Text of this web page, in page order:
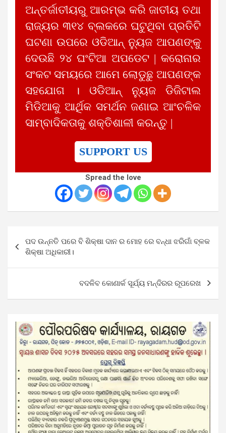
ଅନ୍ତର୍ଜାତୀୟରୁ ଆରମ୍ଭ କରି ଜାତୀୟ ତଥା
ରାଜ୍ୟର ୩୧୪ ବ୍ଲକରେ ଘଟୁଥିବା ପ୍ରତିଟି
ଘଟଣା ଉପରେ ଓଡିଆନ୍ ନ୍ୟୁଜ ଆପଣଙ୍କୁ
ଦେଉଛି ୨୪ ଘଂଟିଆ ଅପଡେଟ | କରୋନାର
ସଂକଟ ସମୟରେ ଆମେ ଲୋଡୁଛୁ ଆପଣଙ୍କ
ସହଯୋଗ । ଓଡିଆନ୍ ନ୍ୟୁଜ ଡିଜିଟାଲ
ମିଡିଆକୁ ଆର୍ଥିକ ସମର୍ଥନ ଜଣାଇ ଆଂଚଳିକ
ସାମ୍ବାଦିକତାକୁ ଶକ୍ତିଶାଳୀ କରନ୍ତୁ |
SUPPORT US
Spread the love
navigation
ପଦ ଉନ୍ନତି ପରେ ବି ଶିକ୍ଷା ଦାନ ର ମୋହ ରେ ବନ୍ଧା ଝରିଗାଁ ବ୍ଳକ
ଶିକ୍ଷା ଅଧିକାରୀ।
ବଦଳିବ କୋଣାର୍କ ସୂର୍ଯ୍ୟ ମନ୍ଦିରର ରୂପରେଖ